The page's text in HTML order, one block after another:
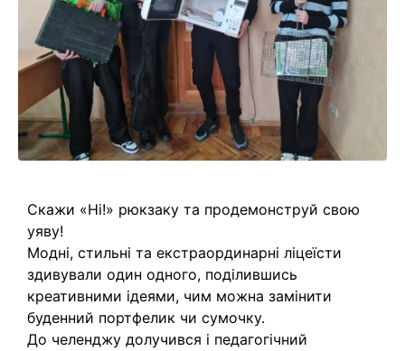
Скажи «Ні!» рюкзаку та продемонструй свою
уяву!
Модні, стильні та екстраординарні ліцеїсти
здивували один одного, поділившись
креативними ідеями, чим можна замінити
буденний портфелик чи сумочку.
До челенджу долучився і педагогічний